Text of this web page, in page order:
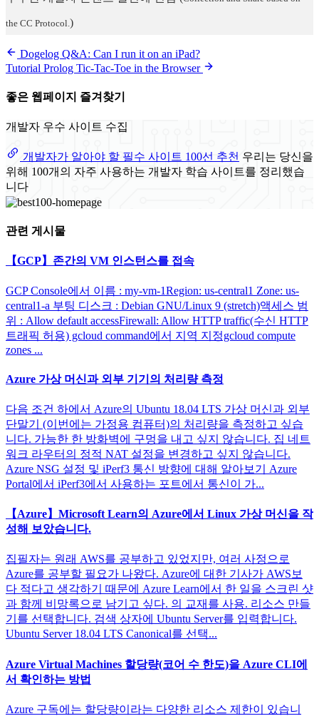
the CC Protocol. )
Dogelog Q&A: Can I run it on an iPad?
Tutorial Prolog Tic-Tac-Toe in the Browser
좋은 웹페이지 즐겨찾기
개발자 우수 사이트 수집
개발자가 알아야 할 필수 사이트 100선 추천 우리는 당신을
위해 100개의 자주 사용하는 개발자 학습 사이트를 정리했습
니다
관련 게시물
【GCP】존간의 VM 인스턴스를 접속
GCP Console에서 이름 : my-vm-1Region: us-central1 Zone: us-
central1-a 부팅 디스크 : Debian GNU/Linux 9 (stretch)액세스 범
위 : Allow default accessFirewall: Allow HTTP traffic(수신 HTTP
트래픽 허용) gcloud command에서 지역 지정gcloud compute
zones ...
Azure 가상 머신과 외부 기기의 처리량 측정
다음 조건 하에서 Azure의 Ubuntu 18.04 LTS 가상 머신과 외부
단말기 (이번에는 가정용 컴퓨터)의 처리량을 측정하고 싶습
니다. 가능한 한 방화벽에 구멍을 내고 싶지 않습니다. 집 네트
워크 라우터의 정적 NAT 설정을 변경하고 싶지 않습니다.
Azure NSG 설정 및 iPerf3 통신 방향에 대해 알아보기 Azure
Portal에서 iPerf3에서 사용하는 포트에서 통신이 가...
【Azure】Microsoft Learn의 Azure에서 Linux 가상 머신을 작
성해 보았습니다.
집필자는 원래 AWS를 공부하고 있었지만, 여러 사정으로
Azure를 공부할 필요가 나왔다. Azure에 대한 기사가 AWS보
다 적다고 생각하기 때문에 Azure Learn에서 한 일을 스크린 샷
과 함께 비망록으로 남기고 싶다. 의 교재를 사용. 리소스 만들
기를 선택합니다. 검색 상자에 Ubuntu Server를 입력합니다.
Ubuntu Server 18.04 LTS Canonical를 선택...
Azure Virtual Machines 할당량(코어 수 한도)을 Azure CLI에
서 확인하는 방법
Azure 구독에는 할당량이라는 다양한 리소스 제한이 있습니